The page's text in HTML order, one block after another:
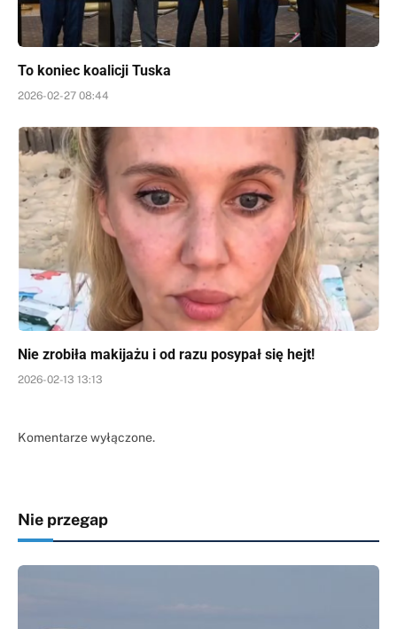
To koniec koalicji Tuska
2026-02-27 08:44
Nie zrobiła makijażu i od razu posypał się hejt!
2026-02-13 13:13
Komentarze wyłączone.
Nie przegap